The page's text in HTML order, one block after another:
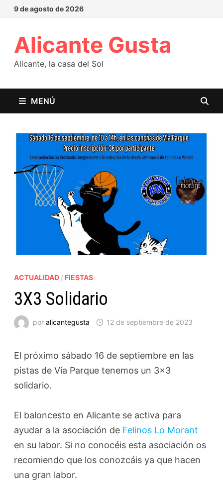
9 de agosto de 2026
Alicante Gusta
Alicante, la casa del Sol
MENÚ
ACTUALIDAD/ FIESTAS
3X3 Solidario
por alicantegusta 12 de septiembre de 2023
El próximo sábado 16 de septiembre en las
pistas de Vía Parque tenemos un 3x3
solidario.
El baloncesto en Alicante se activa para
ayudar a la asociación de Felinos Lo Morant
en su labor. Si no conocéis esta asociación os
recomiendo que los conozcáis ya que hacen
una gran labor.